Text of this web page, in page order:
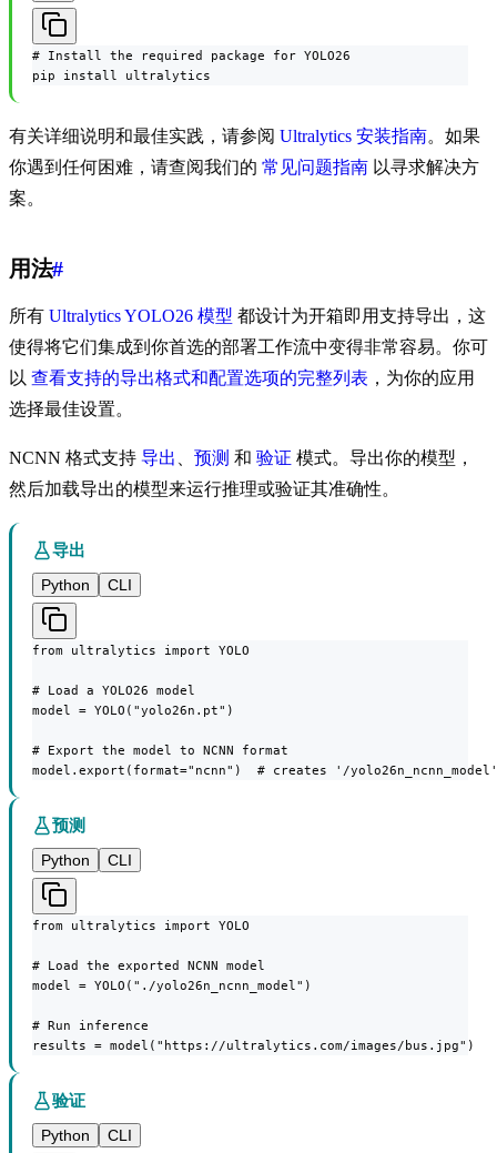
# Install the required package for YOLO26
pip install ultralytics
有关详细说明和最佳实践，请参阅 Ultralytics 安装指南。如果
你遇到任何困难，请查阅我们的 常见问题指南 以寻求解决方
案。
用法#
所有 Ultralytics YOLO26 模型 都设计为开箱即用支持导出，这
使得将它们集成到你首选的部署工作流中变得非常容易。你可
以 查看支持的导出格式和配置选项的完整列表 ，为你的应用
选择最佳设置。
NCNN 格式支持 导出 预测 和 验证 模式。导出你的模型，
然后加载导出的模型来运行推理或验证其准确性。
导出
Python
CLI
from ultralytics import YOLO
# Load a YOLO26 model
model = YOLO("yolo26n.pt")
# Export the model to NCNN format
model.export(format="ncnn")  # creates '/yolo26n_ncnn_model'
预测
Python
CLI
from ultralytics import YOLO
# Load the exported NCNN model
model = YOLO("./yolo26n_ncnn_model")
# Run inference
results = model("https://ultralytics.com/images/bus.jpg")
验证
Python
CLI